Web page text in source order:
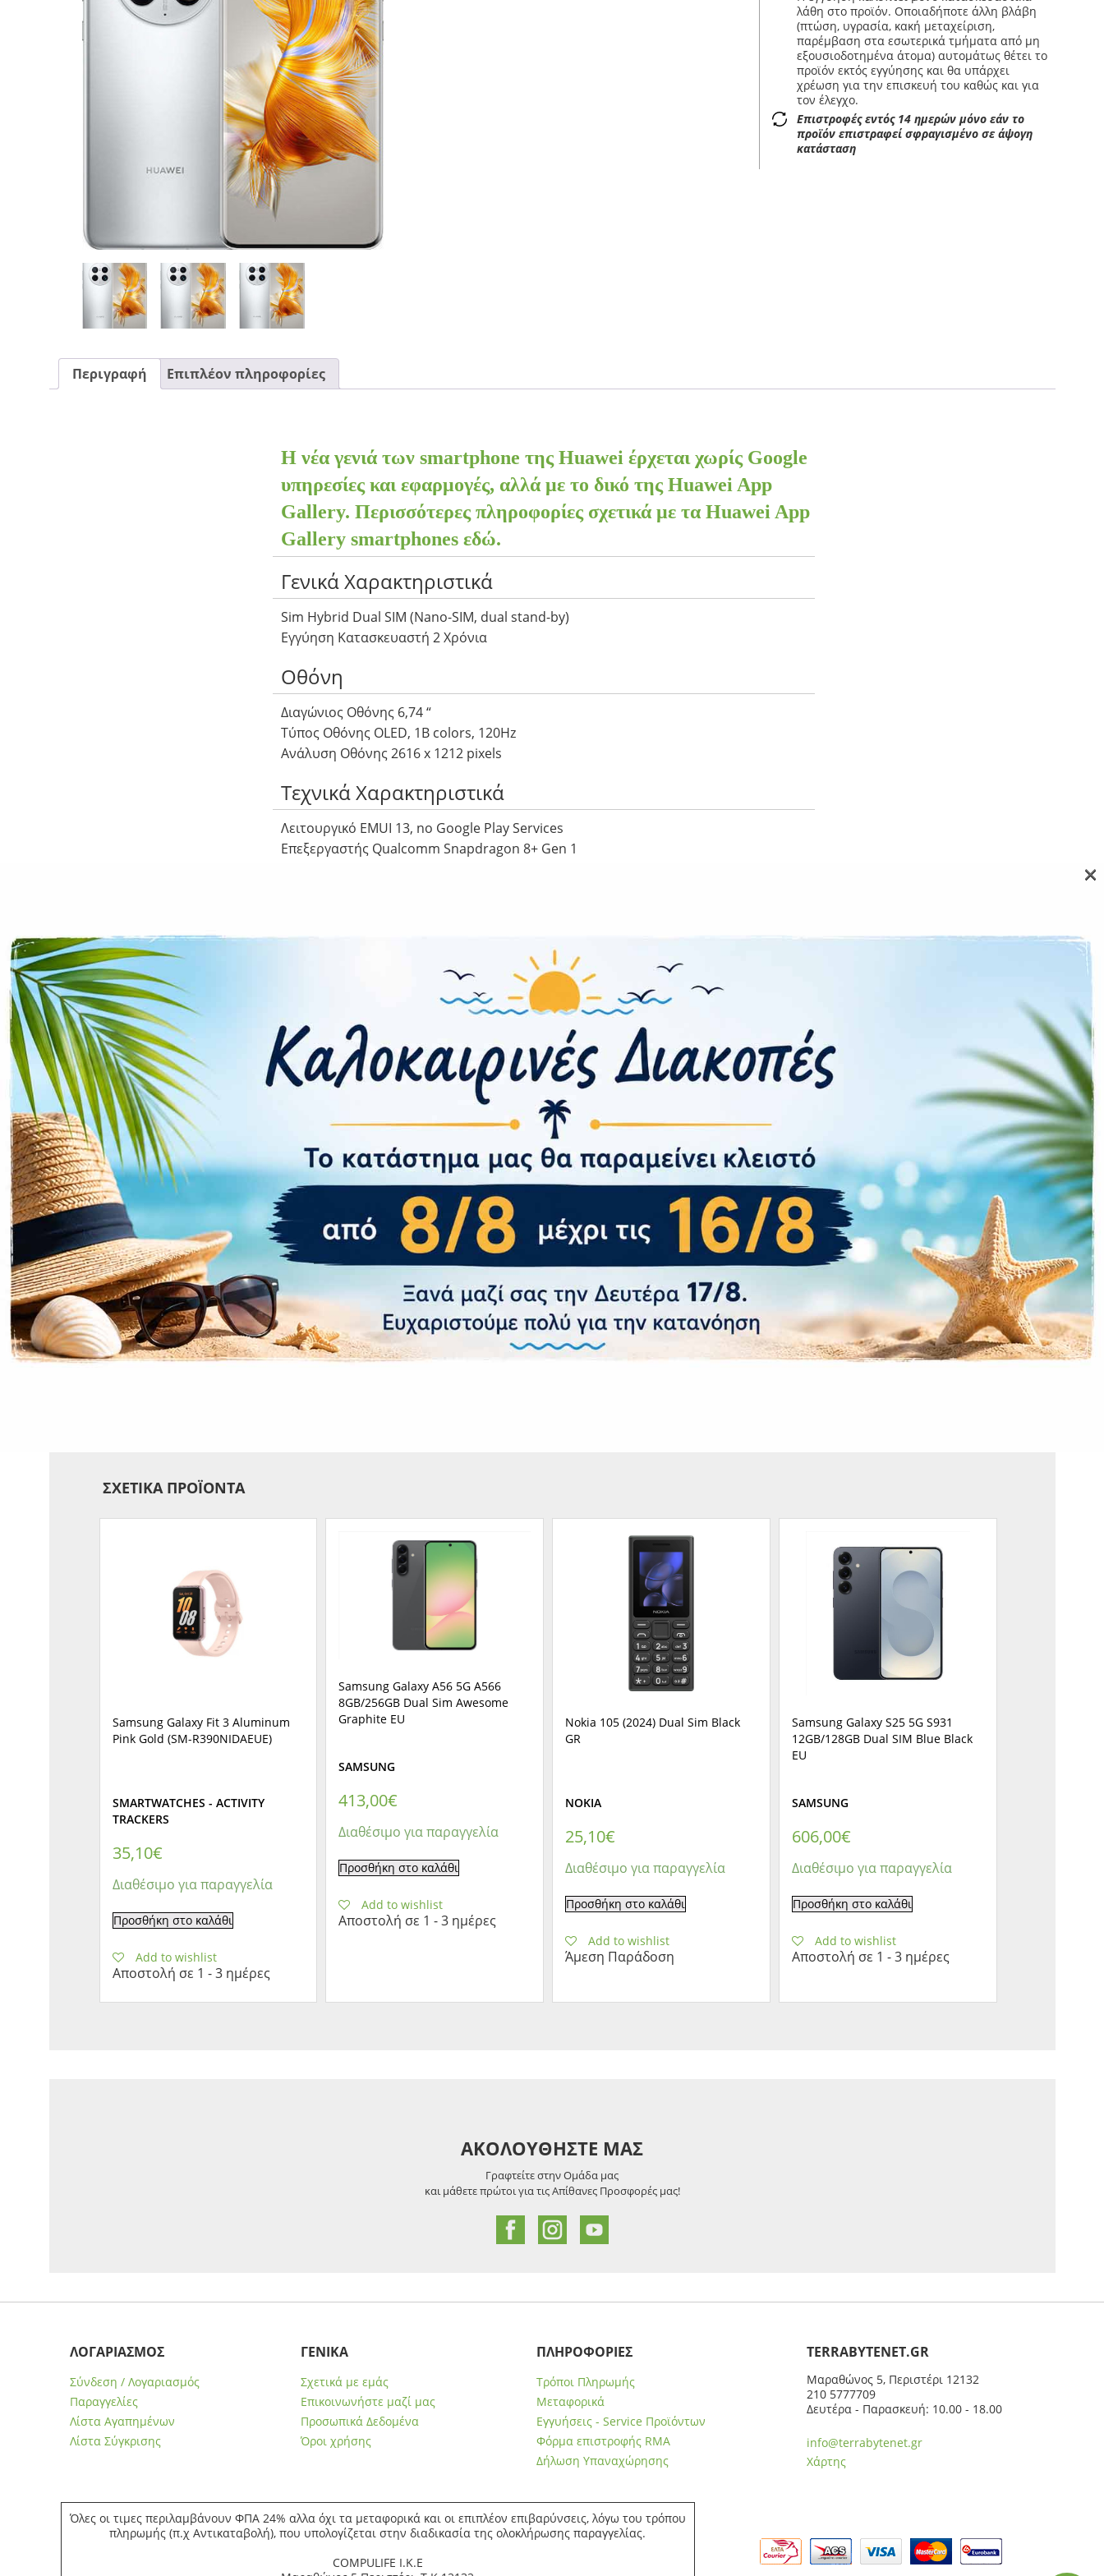
LIQUID COOLERS
ΟΙΚΙΑΚΕΣ ΣΥΣΚΕΥΕΣ
λάθη στο προϊόν. Οποιαδήποτε άλλη βλάβη
(πτώση, υγρασία, κακή μεταχείριση,
παρέμβαση στα εσωτερικά τμήματα από μη
εξουσιοδοτημένα άτομα) αυτομάτως θέτει το
προϊόν εκτός εγγύησης και θα υπάρχει
χρέωση για την επισκευή του καθώς και για
τον έλεγχο.
Επιστροφές εντός 14 ημερών μόνο εάν το
προϊόν επιστραφεί σφραγισμένο σε άψογη
κατάσταση
Περιγραφή Επιπλέον πληροφορίες
Η νέα γενιά των smartphone της Huawei έρχεται χωρίς Google
υπηρεσίες και εφαρμογές, αλλά με το δικό της Huawei App
Gallery. Περισσότερες πληροφορίες σχετικά με τα Huawei App
Gallery smartphones εδώ.
Γενικά Χαρακτηριστικά
Sim Hybrid Dual SIM (Nano-SIM, dual stand-by)
Εγγύηση Κατασκευαστή 2 Χρόνια
Οθόνη
Διαγώνιος Οθόνης 6,74 “
Τύπος Οθόνης OLED, 1B colors, 120Hz
Ανάλυση Οθόνης 2616 x 1212 pixels
Τεχνικά Χαρακτηριστικά
Λειτουργικό EMUI 13, no Google Play Services
Επεξεργαστής Qualcomm Snapdragon 8+ Gen 1
Κάμερα
Πίσω Triple 50 MP, f/1.4-f/4.0, 24mm (wide), PDAF, Laser AF, OIS
64 MP, f/3.5, 90mm (periscope telephoto), PDAF, OIS, 3.5x optical zoom
13 MP, f/2.2, 13mm, 120˚ (ultrawide), PDAF
Μπροστά 13 MP, f/2.4, 18mm (ultrawide)
Flash Ναι
Συνδεσιμότητα
Δίκτυο 4G
WLAN Ναι
Bluetooth Ναι 5.2, A2DP, LE
Wi-Fi Hotspot Ναι
Πρόσθετα
Αφαιρούμενη Μπαταρία Όχι
Χωρητικότητα Μπαταρίας 4700 mAh (Fast charging 66W, Reverse charging 5w)
Ραδιόφωνο Όχι
Δακτυλικό αποτύπωμα Ναι
ΣΧΕΤΙΚΆ ΠΡΟΪΌΝΤΑ
Samsung Galaxy Fit 3 Aluminum
Pink Gold (SM-R390NIDAEUE)
SMARTWATCHES - ACTIVITY
TRACKERS
35,10€
Διαθέσιμο για παραγγελία
Προσθήκη στο καλάθι
Add to wishlist
Αποστολή σε 1 - 3 ημέρες
Samsung Galaxy A56 5G A566
8GB/256GB Dual Sim Awesome
Graphite EU
SAMSUNG
413,00€
Διαθέσιμο για παραγγελία
Προσθήκη στο καλάθι
Add to wishlist
Αποστολή σε 1 - 3 ημέρες
Nokia 105 (2024) Dual Sim Black
GR
NOKIA
25,10€
Διαθέσιμο για παραγγελία
Προσθήκη στο καλάθι
Add to wishlist
Άμεση Παράδοση
Samsung Galaxy S25 5G S931
12GB/128GB Dual SIM Blue Black
EU
SAMSUNG
606,00€
Διαθέσιμο για παραγγελία
Προσθήκη στο καλάθι
Add to wishlist
Αποστολή σε 1 - 3 ημέρες
ΑΚΟΛΟΥΘΗΣΤΕ ΜΑΣ
Γραφτείτε στην Ομάδα μας
και μάθετε πρώτοι για τις Απίθανες Προσφορές μας!
ΛΟΓΑΡΙΑΣΜΟΣ
Σύνδεση / Λογαριασμός
Παραγγελίες
Λίστα Αγαπημένων
Λίστα Σύγκρισης
ΓΕΝΙΚΑ
Σχετικά με εμάς
Επικοινωνήστε μαζί μας
Προσωπικά Δεδομένα
Όροι χρήσης
ΠΛΗΡΟΦΟΡΙΕΣ
Τρόποι Πληρωμής
Μεταφορικά
Εγγυήσεις - Service Προϊόντων
Φόρμα επιστροφής RMA
Δήλωση Υπαναχώρησης
ΤERRABYTENET.GR
Μαραθώνος 5, Περιστέρι 12132
210 5777709
Δευτέρα - Παρασκευή: 10.00 - 18.00
info@terrabytenet.gr
Χάρτης
Όλες οι τιμες περιλαμβάνουν ΦΠΑ 24% αλλα όχι τα μεταφορικά και οι επιπλέον επιβαρύνσεις, λόγω του τρόπου
πληρωμής (π.χ Αντικαταβολή), που υπολογίζεται στην διαδικασία της ολοκλήρωσης παραγγελίας.
COMPULIFE Ι.Κ.Ε
×